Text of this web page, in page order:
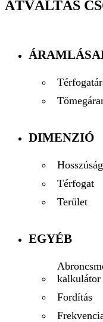
ÁTVÁLTÁS
DIMENZIÓ
Hosszúság
Térfogat
Terület
EGYÉB
kalkulátor
Fordítás